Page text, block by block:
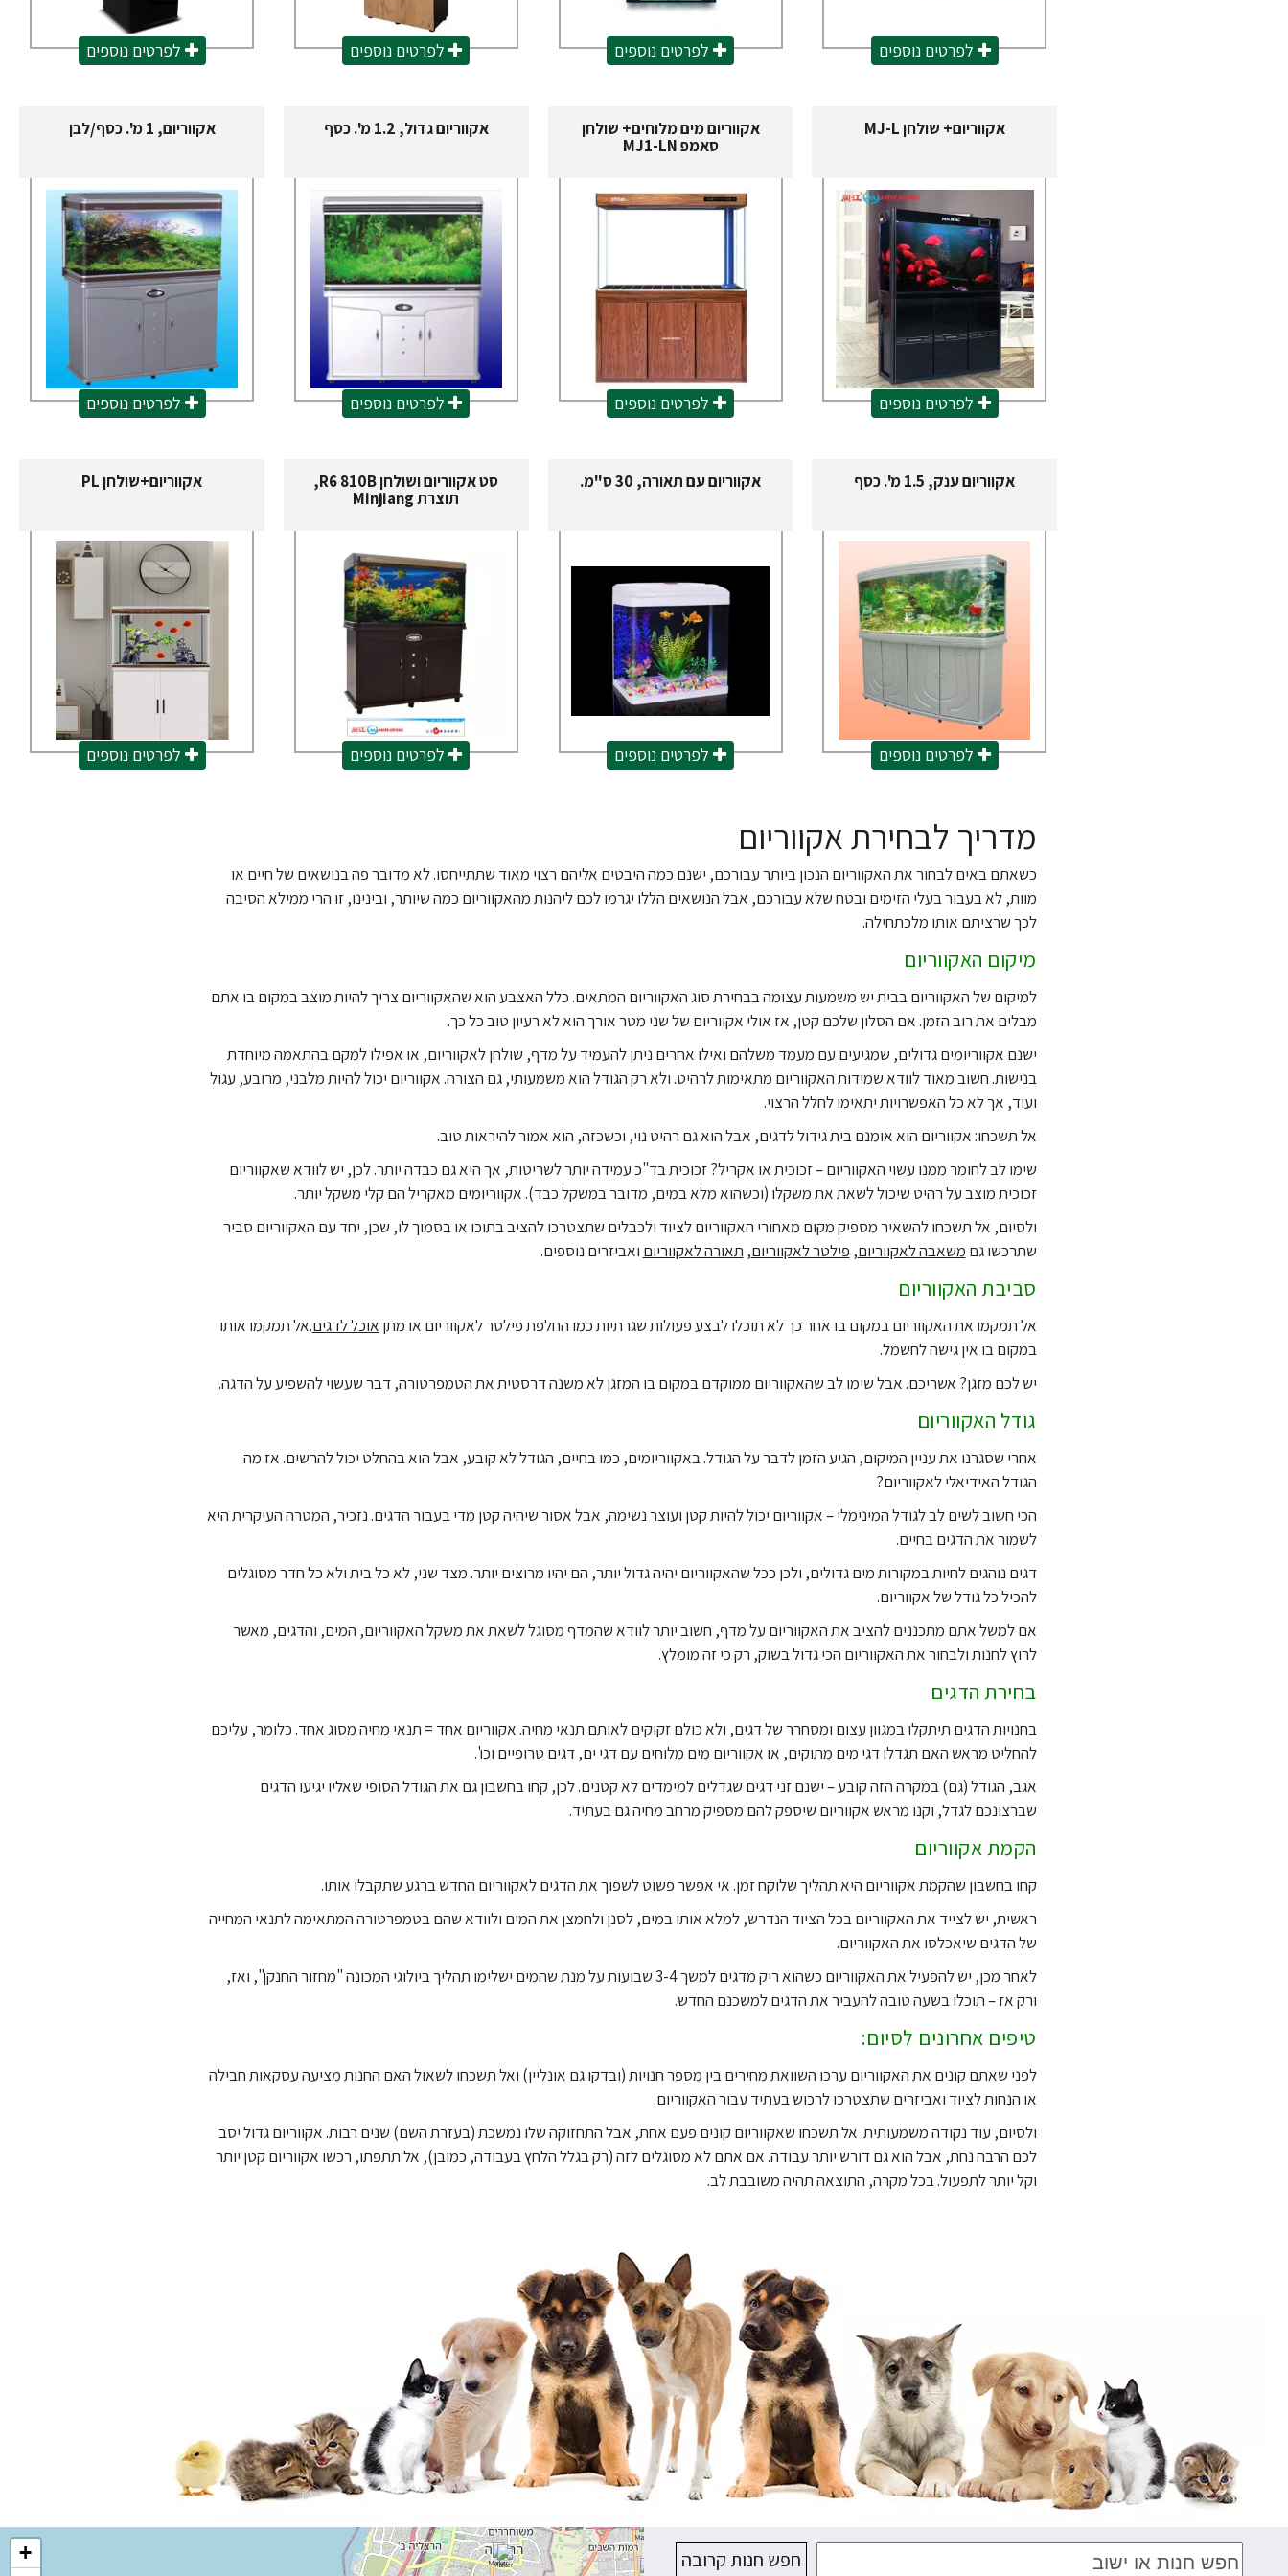
לפרטים נוספים לפרטים נוספים לפרטים נוספים לפרטים נוספים
אקווריום+ שולחן MJ-L
לפרטים נוספים
אקווריום מים מלוחים+ שולחן
סאמפ MJ1-LN
לפרטים נוספים
אקווריום גדול, 1.2 מ'. כסף
לפרטים נוספים
אקווריום, 1 מ'. כסף/לבן
לפרטים נוספים
אקווריום ענק, 1.5 מ'. כסף
לפרטים נוספים
אקווריום עם תאורה, 30 ס"מ.
לפרטים נוספים
סט אקווריום ושולחן R6 810B,
תוצרת Minjiang
לפרטים נוספים
אקווריום+שולחן PL
לפרטים נוספים
מדריך לבחירת אקווריום
כשאתם באים לבחור את האקווריום הנכון ביותר עבורכם, ישנם כמה היבטים אליהם רצוי מאוד שתתייחסו. לא מדובר פה בנושאים של חיים או
מוות, לא בעבור בעלי הזימים ובטח שלא עבורכם, אבל הנושאים הללו יגרמו לכם ליהנות מהאקווריום כמה שיותר, ובינינו, זו הרי ממילא הסיבה
לכך שרציתם אותו מלכתחילה.
מיקום האקווריום
למיקום של האקווריום בבית יש משמעות עצומה בבחירת סוג האקווריום המתאים. כלל האצבע הוא שהאקווריום צריך להיות מוצב במקום בו אתם
מבלים את רוב הזמן. אם הסלון שלכם קטן, אז אולי אקווריום של שני מטר אורך הוא לא רעיון טוב כל כך.
ישנם אקווריומים גדולים, שמגיעים עם מעמד משלהם ואילו אחרים ניתן להעמיד על מדף, שולחן לאקווריום, או אפילו למקם בהתאמה מיוחדת
בנישות. חשוב מאוד לוודא שמידות האקווריום מתאימות לרהיט. ולא רק הגודל הוא משמעותי, גם הצורה. אקווריום יכול להיות מלבני, מרובע, עגול
ועוד, אך לא כל האפשרויות יתאימו לחלל הרצוי.
אל תשכחו: אקווריום הוא אומנם בית גידול לדגים, אבל הוא גם רהיט נוי, וכשכזה, הוא אמור להיראות טוב.
שימו לב לחומר ממנו עשוי האקווריום – זכוכית או אקריל? זכוכית בד"כ עמידה יותר לשריטות, אך היא גם כבדה יותר. לכן, יש לוודא שאקווריום
זכוכית מוצב על רהיט שיכול לשאת את משקלו (וכשהוא מלא במים, מדובר במשקל כבד). אקווריומים מאקריל הם קלי משקל יותר.
ולסיום, אל תשכחו להשאיר מספיק מקום מאחורי האקווריום לציוד ולכבלים שתצטרכו להציב בתוכו או בסמוך לו, שכן, יחד עם האקווריום סביר
שתרכשו גם משאבה לאקווריום, פילטר לאקווריום, תאורה לאקווריום ואביזרים נוספים.
סביבת האקווריום
אל תמקמו את האקווריום במקום בו אחר כך לא תוכלו לבצע פעולות שגרתיות כמו החלפת פילטר לאקווריום או מתן אוכל לדגים.אל תמקמו אותו
במקום בו אין גישה לחשמל.
יש לכם מזגן? אשריכם. אבל שימו לב שהאקווריום ממוקדם במקום בו המזגן לא משנה דרסטית את הטמפרטורה, דבר שעשוי להשפיע על הדגה.
גודל האקווריום
אחרי שסגרנו את עניין המיקום, הגיע הזמן לדבר על הגודל. באקווריומים, כמו בחיים, הגודל לא קובע, אבל הוא בהחלט יכול להרשים. אז מה
הגודל האידיאלי לאקווריום?
הכי חשוב לשים לב לגודל המינימלי – אקווריום יכול להיות קטן ועוצר נשימה, אבל אסור שיהיה קטן מדי בעבור הדגים. נזכיר, המטרה העיקרית היא
לשמור את הדגים בחיים.
דגים נוהגים לחיות במקורות מים גדולים, ולכן ככל שהאקווריום יהיה גדול יותר, הם יהיו מרוצים יותר. מצד שני, לא כל בית ולא כל חדר מסוגלים
להכיל כל גודל של אקווריום.
אם למשל אתם מתכננים להציב את האקווריום על מדף, חשוב יותר לוודא שהמדף מסוגל לשאת את משקל האקווריום, המים, והדגים, מאשר
לרוץ לחנות ולבחור את האקווריום הכי גדול בשוק, רק כי זה מומלץ.
בחירת הדגים
בחנויות הדגים תיתקלו במגוון עצום ומסחרר של דגים, ולא כולם זקוקים לאותם תנאי מחיה. אקווריום אחד = תנאי מחיה מסוג אחד. כלומר, עליכם
להחליט מראש האם תגדלו דגי מים מתוקים, או אקווריום מים מלוחים עם דגי ים, דגים טרופיים וכו'.
אגב, הגודל (גם) במקרה הזה קובע – ישנם זני דגים שגדלים למימדים לא קטנים. לכן, קחו בחשבון גם את הגודל הסופי שאליו יגיעו הדגים
שברצונכם לגדל, וקנו מראש אקווריום שיספק להם מספיק מרחב מחיה גם בעתיד.
הקמת אקווריום
קחו בחשבון שהקמת אקווריום היא תהליך שלוקח זמן. אי אפשר פשוט לשפוך את הדגים לאקווריום החדש ברגע שתקבלו אותו.
ראשית, יש לצייד את האקווריום בכל הציוד הנדרש, למלא אותו במים, לסנן ולחמצן את המים ולוודא שהם בטמפרטורה המתאימה לתנאי המחייה
של הדגים שיאכלסו את האקווריום.
לאחר מכן, יש להפעיל את האקווריום כשהוא ריק מדגים למשך 3-4 שבועות על מנת שהמים ישלימו תהליך ביולוגי המכונה "מחזור החנקן", ואז,
ורק אז – תוכלו בשעה טובה להעביר את הדגים למשכנם החדש.
טיפים אחרונים לסיום:
לפני שאתם קונים את האקווריום ערכו השוואת מחירים בין מספר חנויות (ובדקו גם אונליין) ואל תשכחו לשאול האם החנות מציעה עסקאות חבילה
או הנחות לציוד ואביזרים שתצטרכו לרכוש בעתיד עבור האקווריום.
ולסיום, עוד נקודה משמעותית. אל תשכחו שאקווריום קונים פעם אחת, אבל התחזוקה שלו נמשכת (בעזרת השם) שנים רבות. אקווריום גדול יסב
לכם הרבה נחת, אבל הוא גם דורש יותר עבודה. אם אתם לא מסוגלים לזה (רק בגלל הלחץ בעבודה, כמובן), אל תתפתו, רכשו אקווריום קטן יותר
וקל יותר לתפעול. בכל מקרה, התוצאה תהיה משובבת לב.
חפש חנות קרובה
+